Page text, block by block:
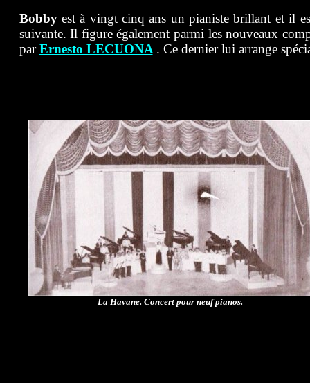
Bobby est à vingt cinq ans un pianiste brillant et il
suivante. Il figure également parmi les nouveaux
parErnesto LECUONA . Ce dernier lui arrange
La Havane. Concert pour neuf pianos.